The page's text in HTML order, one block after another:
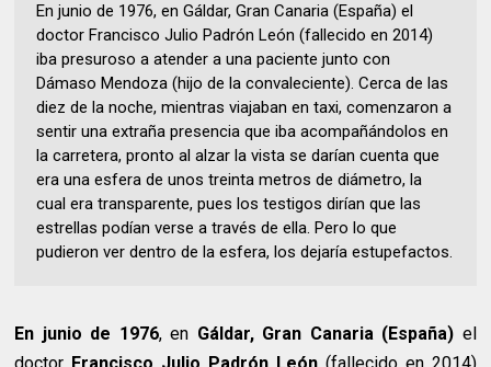
En junio de 1976, en Gáldar, Gran Canaria (España) el
doctor Francisco Julio Padrón León (fallecido en 2014)
iba presuroso a atender a una paciente junto con
Dámaso Mendoza (hijo de la convaleciente). Cerca de las
diez de la noche, mientras viajaban en taxi, comenzaron a
sentir una extraña presencia que iba acompañándolos en
la carretera, pronto al alzar la vista se darían cuenta que
era una esfera de unos treinta metros de diámetro, la
cual era transparente, pues los testigos dirían que las
estrellas podían verse a través de ella. Pero lo que
pudieron ver dentro de la esfera, los dejaría estupefactos.
En junio de 1976, en Gáldar, Gran Canaria (España) el